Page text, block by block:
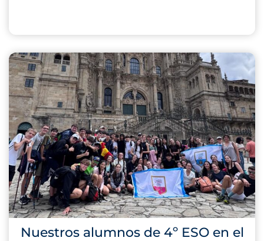
Nuestros alumnos de 4º ESO en el